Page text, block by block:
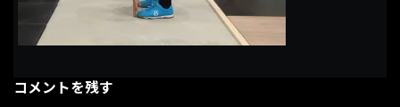
コメントを残す